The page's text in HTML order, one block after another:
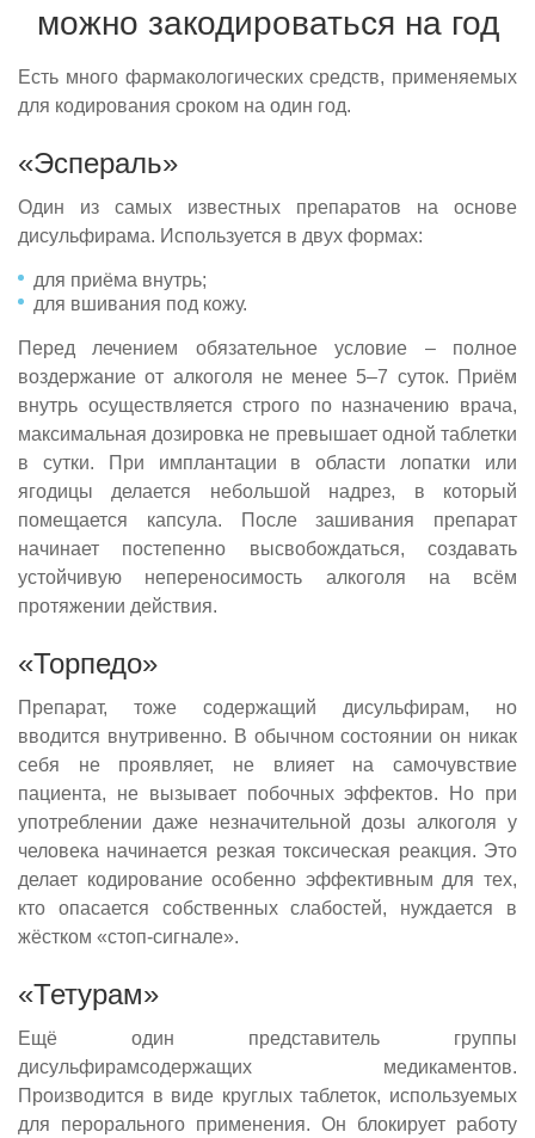
можно закодироваться на год
Есть много фармакологических средств, применяемых
для кодирования сроком на один год.
«Эспераль»
Один из самых известных препаратов на основе
дисульфирама. Используется в двух формах:
для приёма внутрь;
для вшивания под кожу.
Перед лечением обязательное условие – полное
воздержание от алкоголя не менее 5–7 суток. Приём
внутрь осуществляется строго по назначению врача,
максимальная дозировка не превышает одной таблетки
в сутки. При имплантации в области лопатки или
ягодицы делается небольшой надрез, в который
помещается капсула. После зашивания препарат
начинает постепенно высвобождаться, создавать
устойчивую непереносимость алкоголя на всём
протяжении действия.
«Торпедо»
Препарат, тоже содержащий дисульфирам, но
вводится внутривенно. В обычном состоянии он никак
себя не проявляет, не влияет на самочувствие
пациента, не вызывает побочных эффектов. Но при
употреблении даже незначительной дозы алкоголя у
человека начинается резкая токсическая реакция. Это
делает кодирование особенно эффективным для тех,
кто опасается собственных слабостей, нуждается в
жёстком «стоп-сигнале».
«Тетурам»
Ещё один представитель группы
дисульфирамсодержащих медикаментов.
Производится в виде круглых таблеток, используемых
для перорального применения. Он блокирует работу